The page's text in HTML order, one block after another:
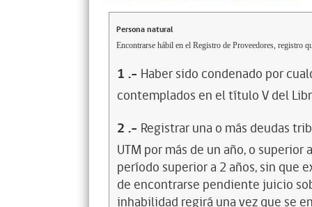
Persona natural
Encontrarse hábil en el Registro de Proveedores, registro
1 .- Haber sido condenado por
contemplados en el título V del
2 .- Registrar una o más deudas
UTM por más de un año, o
período superior a 2 años, sin que
de encontrarse pendiente juicio
inhabilidad regirá una vez que se